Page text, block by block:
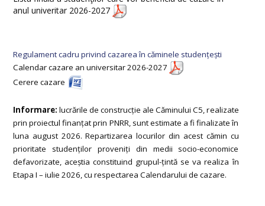
anul univeritar 2026-2027
Regulament cadru privind cazarea în căminele studențești
Calendar cazare an universitar 2026-2027
Cerere cazare
Informare: lucrările de construcție ale Căminului C5, realizate
prin proiectul finanțat prin PNRR, sunt estimate a fi finalizate în
luna august 2026. Repartizarea locurilor din acest cămin cu
prioritate studenților proveniți din medii socio-economice
defavorizate, aceștia constituind grupul-țintă se va realiza în
Etapa I – iulie 2026, cu respectarea Calendarului de cazare.